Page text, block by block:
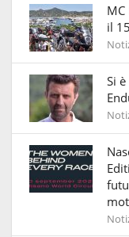
MC
il
Si